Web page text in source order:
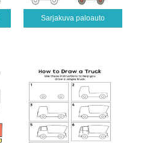
Sarjakuva paloauto